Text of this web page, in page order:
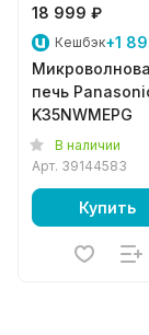
18 999 ₽
Кешбэк+1
печь
K35NWMEPG
В наличии
Арт. 39144583
Купить